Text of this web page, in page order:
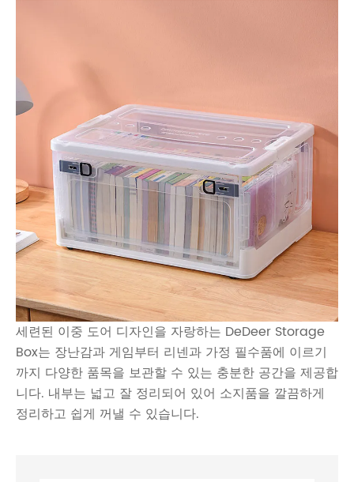
세련된 이중 도어 디자인을 자랑하는 DeDeer Storage
Box는 장난감과 게임부터 리넨과 가정 필수품에 이르기
까지 다양한 품목을 보관할 수 있는 충분한 공간을 제공합
니다. 내부는 넓고 잘 정리되어 있어 소지품을 깔끔하게
정리하고 쉽게 꺼낼 수 있습니다.